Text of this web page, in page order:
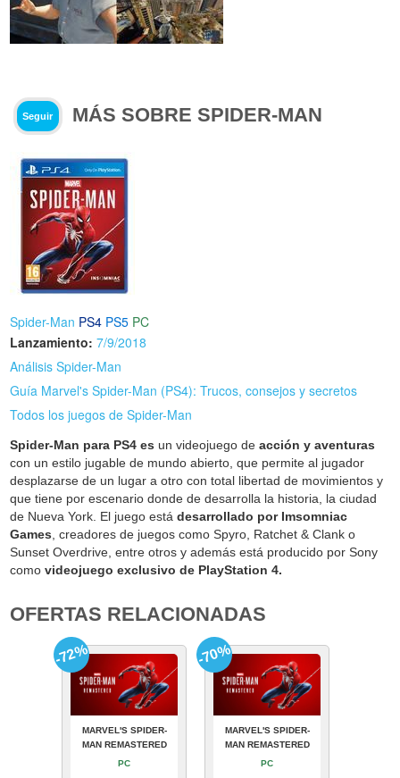
Seguir MÁS SOBRE SPIDER-MAN
Spider-Man PS4 PS5 PC
Lanzamiento: 7/9/2018
Análisis Spider-Man
Guía Marvel's Spider-Man (PS4): Trucos, consejos y secretos
Todos los juegos de Spider-Man
Spider-Man para PS4 es un videojuego de acción y aventuras
con un estilo jugable de mundo abierto, que permite al jugador
desplazarse de un lugar a otro con total libertad de movimientos y
que tiene por escenario donde de desarrolla la historia, la ciudad
de Nueva York. El juego estádesarrollado por Imsomniac
Games, creadores de juegos como Spyro, Ratchet & Clank o
Sunset Overdrive, entre otros y además está producido por Sony
comovideojuego exclusivo de PlayStation 4.
OFERTAS RELACIONADAS
MARVEL'S SPIDER-
MAN REMASTERED
PC
-72%
MARVEL'S SPIDER-
MAN REMASTERED
PC
-70%